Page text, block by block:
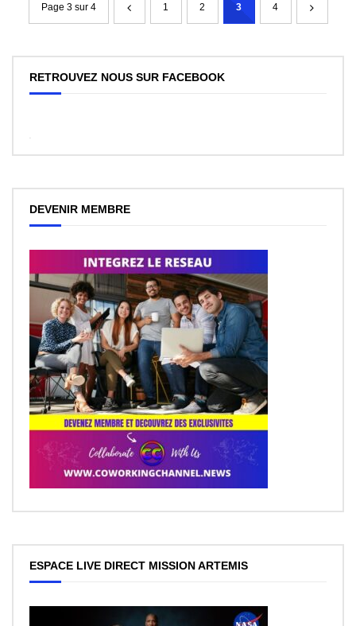
Page 3 sur 4 1 2 3 4
RETROUVEZ NOUS SUR FACEBOOK
WordPress
DEVENIR MEMBRE
ESPACE LIVE DIRECT MISSION ARTEMIS